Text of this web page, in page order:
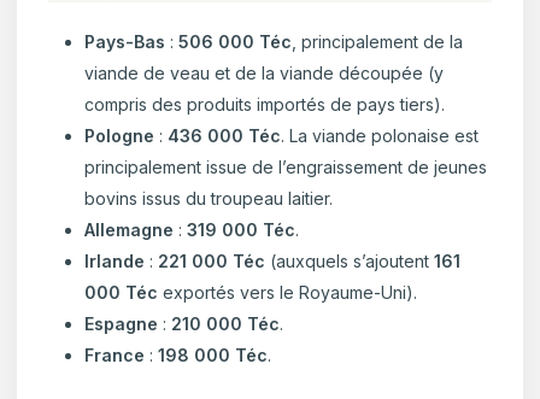
Pays-Bas :506 000 Téc , principalement de la
viande de veau et de la viande découpée (y
compris des produits importés de pays tiers).
Pologne : 436 000 Téc. La viande polonaise est
principalement issue de l’engraissement de jeunes
bovins issus du troupeau laitier.
Allemagne :319 000 Téc.
Irlande : 221 000 Téc (auxquels s’ajoutent161
000 Téc exportés vers le Royaume-Uni).
Espagne : 210 000 Téc.
France :198 000 Téc.